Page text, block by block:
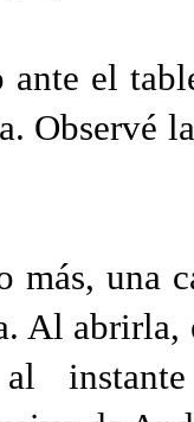
el
Observé
más, una
Al
al